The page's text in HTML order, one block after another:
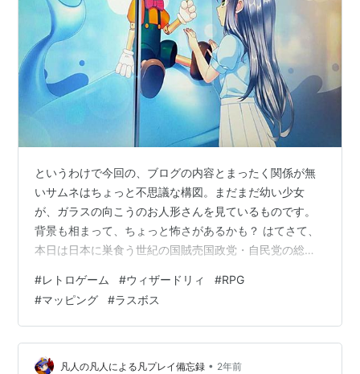
というわけで今回の、ブログの内容とまったく関係が無
いサムネはちょっと不思議な構図。まだまだ幼い少女
が、ガラスの向こうのお人形さんを見ているものです。
背景も相まって、ちょっと怖さがあるかも？ はてさて、
本日は日本に巣食う世紀の国賊売国政党・自民党の総裁
言ではない異様なピックアップ報道の中、おそらくはメ
ディアが一番「選出されてほしくなかった」石破茂が新
総裁として当選したということで、高市を熱烈応援して
いたネット右翼、小泉ドラ息子に熱烈なラブコールを送
っていたB層おばはんたち、河野を激推ししていたマスゴ
#レトロゲーム #ウィザードリィ #RPG
#マッピング #ラスボス
凡人の凡人による凡プレイ備忘録 • 2年前